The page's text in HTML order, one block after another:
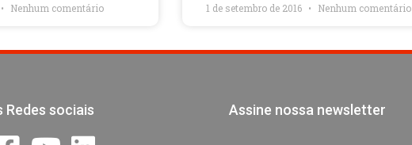
Nenhum comentário 1 de setembro de 2016 Nenhum comentário
Redes sociais Assine nossa newsletter